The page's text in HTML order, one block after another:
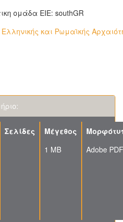
ομάδα ΕΙΕ: southGR
και Ρωμαϊκής
Σελίδες Μέγεθος
1 MB Adobe PDF